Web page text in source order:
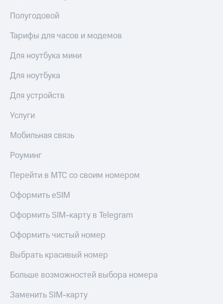
акций
Рынок
Описание
Еврооблигации-2023
Уведомление
о
погашении
развитие
На главную
Полугодовой
Тарифы для часов и модемов
Для ноутбука мини
Для ноутбука
Для устройств
Услуги
Мобильная связь
Роуминг
Перейти в МТС со своим номером
Оформить eSIM
Оформить SIM-карту в Telegram
Оформить чистый номер
Выбрать красивый номер
Больше возможностей выбора номера
Заменить SIM-карту